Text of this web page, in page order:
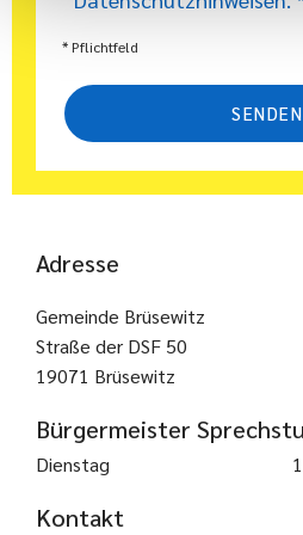
* Pflichtfeld
Adresse
Gemeinde Brüsewitz
Straße der DSF 50
19071 Brüsewitz
Bürgermeister
Dienstag
Kontakt